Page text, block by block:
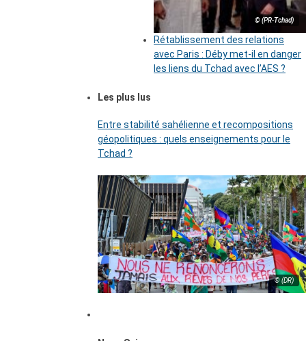
© (PR-Tchad)
Rétablissement des relations
avec Paris : Déby met-il en danger
les liens du Tchad avec l’AES ?
Les plus lus
Entre stabilité sahélienne et recompositions
géopolitiques : quels enseignements pour le
Tchad ?
© (DR)